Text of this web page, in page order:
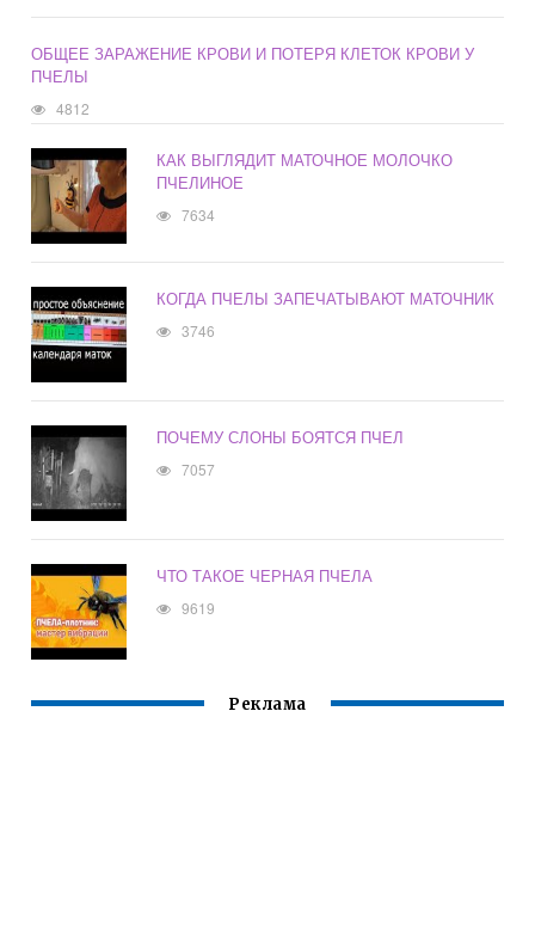
ОБЩЕЕ ЗАРАЖЕНИЕ КРОВИ И ПОТЕРЯ КЛЕТОК КРОВИ У
ПЧЕЛЫ
4812
КАК ВЫГЛЯДИТ МАТОЧНОЕ МОЛОЧКО
ПЧЕЛИНОЕ
7634
КОГДА ПЧЕЛЫ ЗАПЕЧАТЫВАЮТ МАТОЧНИК
3746
ПОЧЕМУ СЛОНЫ БОЯТСЯ ПЧЕЛ
7057
ЧТО ТАКОЕ ЧЕРНАЯ ПЧЕЛА
9619
Реклама